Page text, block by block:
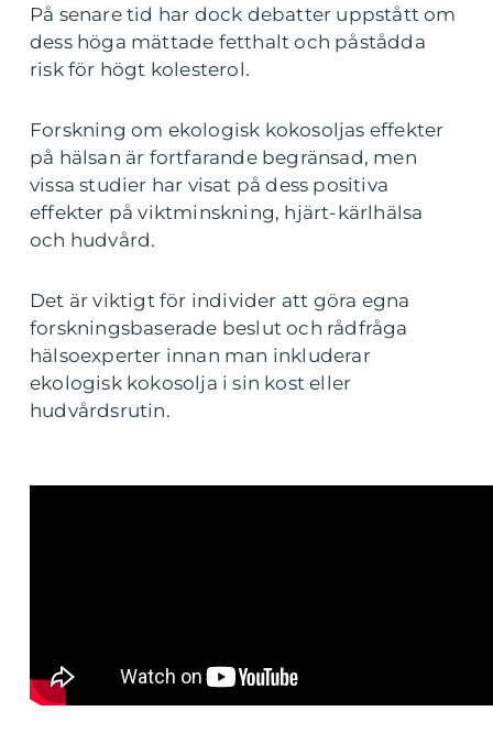
På senare tid har dock debatter uppstått om
dess höga mättade fetthalt och påstådda
risk för högt kolesterol.
Forskning om ekologisk kokosoljas effekter
på hälsan är fortfarande begränsad, men
vissa studier har visat på dess positiva
effekter på viktminskning, hjärt-kärlhälsa
och hudvård.
Det är viktigt för individer att göra egna
forskningsbaserade beslut och rådfråga
hälsoexperter innan man inkluderar
ekologisk kokosolja i sin kost eller
hudvårdsrutin.